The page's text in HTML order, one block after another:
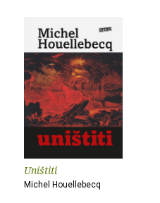
Uništiti
Michel Houellebecq